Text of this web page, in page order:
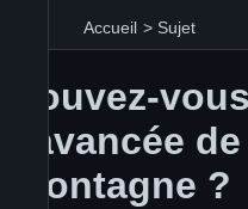
Accueil > Sujet
Pouvez-
l'avancée
montagne ?